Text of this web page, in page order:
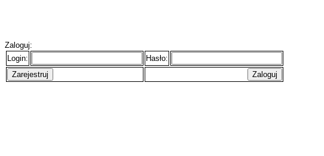
Zaloguj:
Login:
Hasło: